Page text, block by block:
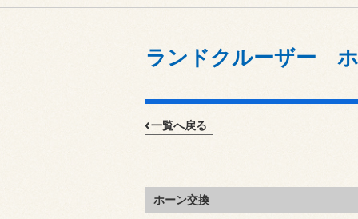
ランドクルーザー
一覧へ戻る
ホーン交換